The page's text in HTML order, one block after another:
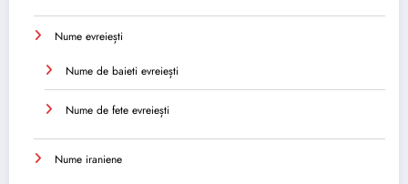
Nume evreiești
Nume de baieti evreiești
Nume de fete evreiești
Nume iraniene